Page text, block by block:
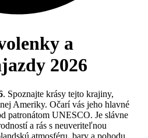
a
2026
. Spoznajte krásy tejto krajiny,
Ameriky. Očarí vás jeho hlavné
patronátom UNESCO. Je slávne
a rás s neuveriteľnou
atmosféru, bary a pohodu.